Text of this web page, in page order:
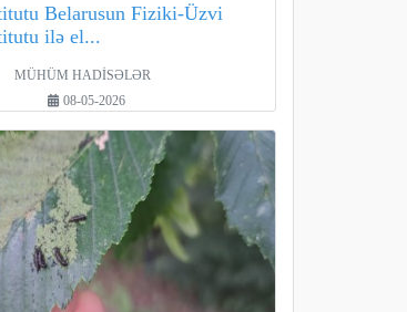
Belarusun Fiziki-Üzvi
ilə el...
MÜHÜM HADİSƏLƏR
08-05-2026